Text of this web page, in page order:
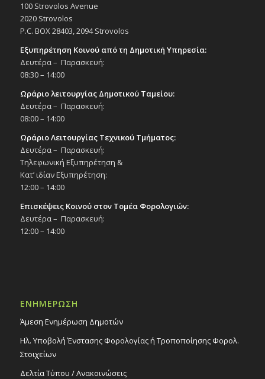
100 Strovolos Avenue
2020 Strovolos
P.C. BOX 28403, 2094 Strovolos
Εξυπηρέτηση Κοινού από τη Δημοτική Υπηρεσία:
Δευτέρα – Παρασκευή:
08:30 – 14:00
Ωράριο λειτουργίας Δημοτικού Ταμείου:
Δευτέρα – Παρασκευή:
08:00 – 14:00
Ωράριο Λειτουργίας Τεχνικού Τμήματος:
Δευτέρα – Παρασκευή:
Τηλεφωνική Εξυπηρέτηση &
Κατ’ ιδίαν Εξυπηρέτηση:
12:00 – 14:00
Επισκέψεις Κοινού στον Τομέα Φορολογιών:
Δευτέρα – Παρασκευή:
12:00 – 14:00
ΕΝΗΜΕΡΩΣΗ
Άμεση Ενημέρωση Δημοτών
Ηλ. Υποβολή Ένστασης Φορολογίας ή Τροποποίησης Φορολ.
Στοιχείων
Δελτία Τύπου / Ανακοινώσεις